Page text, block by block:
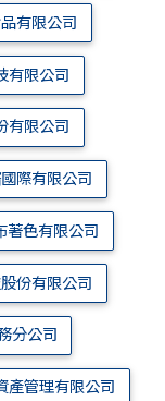
有限公司
有限公司
有限公司
際有限公司
著色有限公司
份有限公司
分公司
產管理有限公司